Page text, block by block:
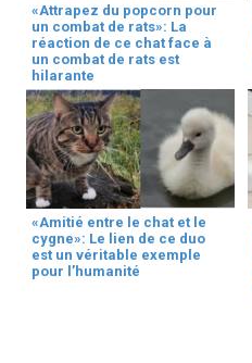
«Attrapez du popcorn pour
un combat de rats»: La
réaction de ce chat face à
un combat de rats est
hilarante
«Amitié entre le chat et le
cygne»: Le lien de ce duo
est un véritable exemple
pour l’humanité